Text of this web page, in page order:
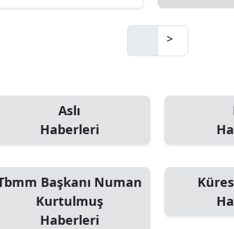
>
Aslı
Haberleri
Başkanı Numan
Kurtulmuş
Haberleri